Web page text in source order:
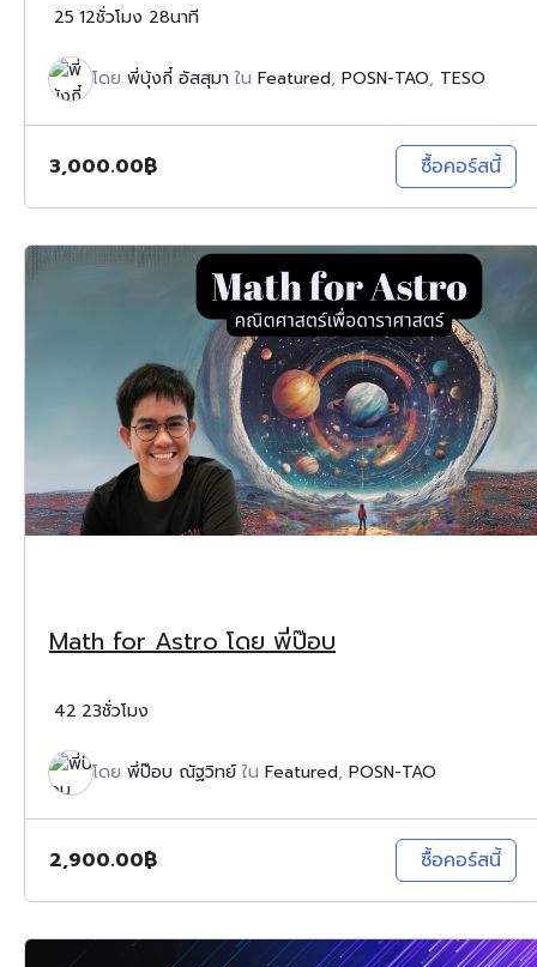
25 12ชั่วโมง 28นาที
โดย พี่บุ้งกี๋ อัสสุมาใน Featured, POSN-TAO, TESO
3,000.00฿ ซื้อคอร์สนี้
Math for Astro โดย พี่ป๊อบ
42 23ชั่วโมง
โดย พี่ป๊อบ ณัฐวิทย์ใน Featured, POSN-TAO
2,900.00฿ ซื้อคอร์สนี้